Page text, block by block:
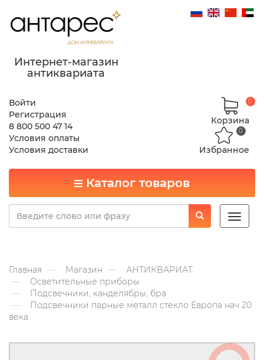
Интернет-магазин
антиквариата
Войти
Регистрация
8 800 500 47 14
Условия оплаты
Условия доставки
Корзина
0
Избранное
0
Каталог товаров
Toggle
Главная Магазин
АНТИКВАРИАТ
Осветительные приборы
Подсвечники, канделябры, бра
Подсвечники парные металл стекло Европа нач 20
века